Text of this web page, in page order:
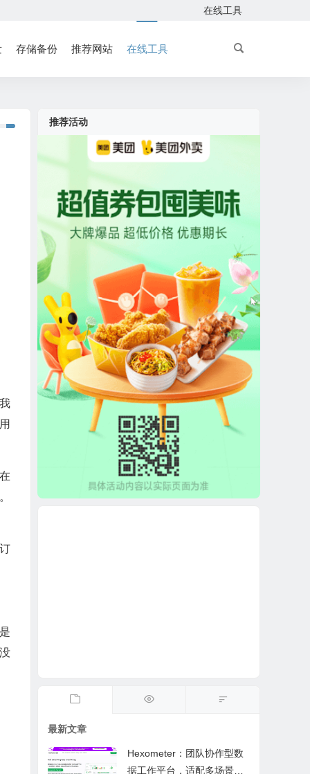
在线工具
存储备份 推荐网站 在线工具
推荐活动
最新文章
Hexometer：团队协作型数
据工作平台，适配多场景数